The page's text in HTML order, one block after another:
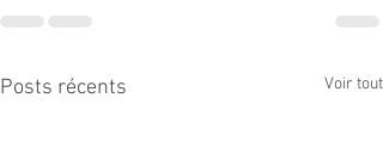
Posts récents Voir tout